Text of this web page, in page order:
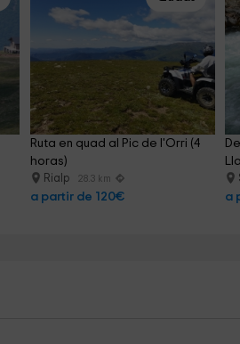
Ruta en quad al Pic de l'Orri (4
horas)
Rialp 28.3 km
a partir de 120€ a